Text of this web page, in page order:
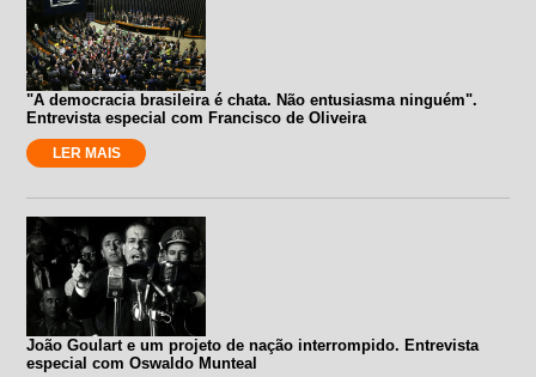
"A democracia brasileira é chata. Não entusiasma ninguém".
Entrevista especial com Francisco de Oliveira
LER MAIS
João Goulart e um projeto de nação interrompido. Entrevista
especial com Oswaldo Munteal